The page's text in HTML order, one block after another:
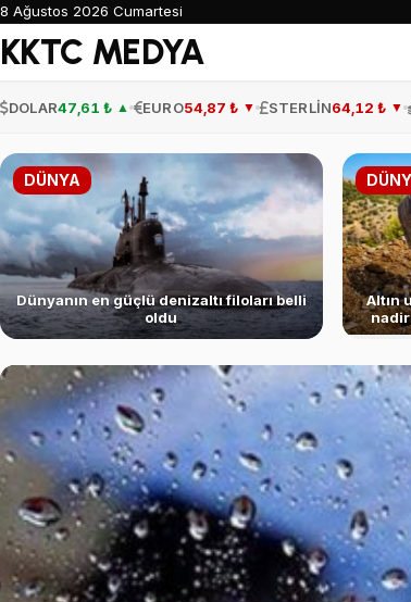
8 Ağustos 2026 Cumartesi
KKTC MEDYA
DOLAR47,61 ₺ ▲ EURO54,87 ₺ ▼ STERLİN64,12 ₺ ▼
DÜNYA
Dünyanın en güçlü denizaltı filoları belli
oldu
Altın